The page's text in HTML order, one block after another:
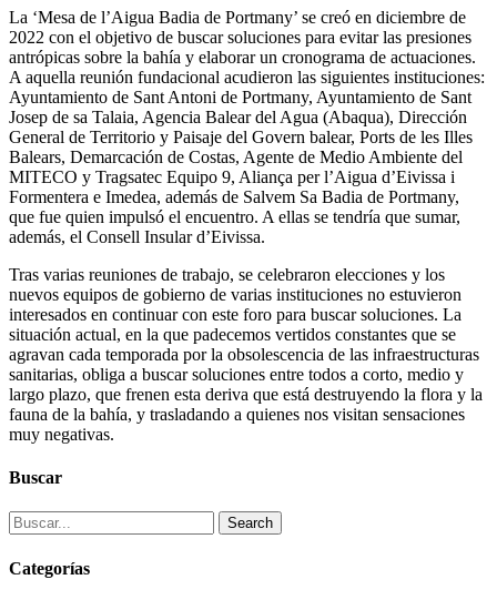
La ‘Mesa de l’Aigua Badia de Portmany’ se creó en diciembre de
2022 con el objetivo de buscar soluciones para evitar las presiones
antrópicas sobre la bahía y elaborar un cronograma de actuaciones.
A aquella reunión fundacional acudieron las siguientes instituciones:
Ayuntamiento de Sant Antoni de Portmany, Ayuntamiento de Sant
Josep de sa Talaia, Agencia Balear del Agua (Abaqua), Dirección
General de Territorio y Paisaje del Govern balear, Ports de les Illes
Balears, Demarcación de Costas, Agente de Medio Ambiente del
MITECO y Tragsatec Equipo 9, Aliança per l’Aigua d’Eivissa i
Formentera e Imedea, además de Salvem Sa Badia de Portmany,
que fue quien impulsó el encuentro. A ellas se tendría que sumar,
además, el Consell Insular d’Eivissa.
Tras varias reuniones de trabajo, se celebraron elecciones y los
nuevos equipos de gobierno de varias instituciones no estuvieron
interesados en continuar con este foro para buscar soluciones. La
situación actual, en la que padecemos vertidos constantes que se
agravan cada temporada por la obsolescencia de las infraestructuras
sanitarias, obliga a buscar soluciones entre todos a corto, medio y
largo plazo, que frenen esta deriva que está destruyendo la flora y la
fauna de la bahía, y trasladando a quienes nos visitan sensaciones
muy negativas.
Buscar
Search
Categorías